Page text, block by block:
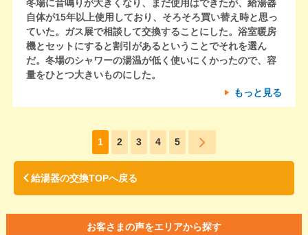
冬場に音鳴りが大きくなり、まだ使用はできたが、給湯器
自体が15年以上使用しており、そろそろ買い替え時と思っ
ていた。ガス展で相談して交換することにした。浴室暖房
機とセットにすると割引があるということでそれを選ん
だ。冬場のシャワーの湯温が低く使いにくかったので、容
量をひとつ大きいものにした。
もっと見る
1 2 3 4 5
給湯器の交換TOPへ戻る
お客さまの声をエリアから探す